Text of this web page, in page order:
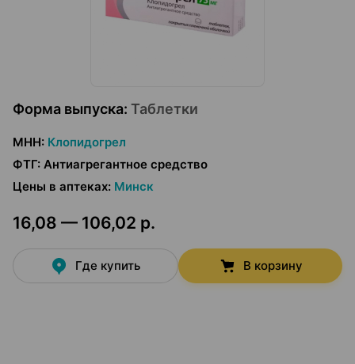
Форма выпуска: Таблетки
МНН: Клопидогрел
ФТГ: Антиагрегантное средство
Цены в аптеках: Минск
16,08 — 106,02 р.
Где купить В корзину